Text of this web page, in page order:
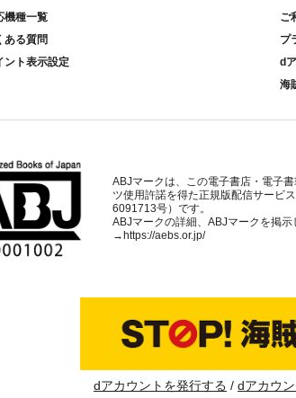
機種一覧
ある質問
ント表示設定
ご
プ
d
海
ABJマークは、この電子書店・電子
ツ使用許諾を得た正規版配信サービ
6091713号）です。
ABJマークの詳細、ABJマークを掲
→https://aebs.or.jp/
dアカウントを発行する dアカウ